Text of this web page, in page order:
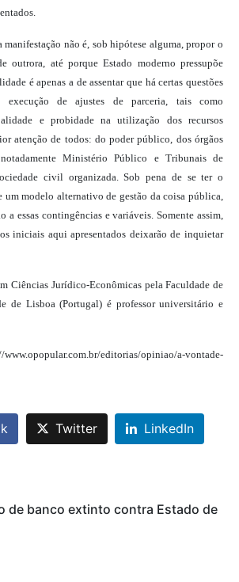
manifestação não é, sob hipótese alguma, propor o
outrora, até porque Estado moderno pressupõe
é apenas a de assentar que há certas questões
de ajustes de parceria, tais como
e probidade na utilização dos recursos
atenção de todos: do poder público, dos órgãos
Ministério Público e Tribunais de
civil organizada. Sob pena de se ter o
modelo alternativo de gestão da coisa pública,
a essas contingências e variáveis. Somente assim,
iniciais aqui apresentados deixarão de inquietar
Ciências Jurídico-Econômicas pela Faculdade de
de Lisboa (Portugal) é professor universitário e
www.opopular.com.br/editorias/opiniao/a-vontade-
Twitter LinkedIn
de banco extinto contra Estado de